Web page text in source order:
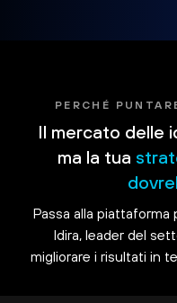
PERCHÉ
Il mercato delle
ma la tua
Passa alla piattaforma
Idira, leader del
migliorare i risultati in